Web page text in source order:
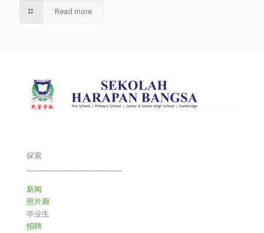
Read more
探索
新闻
照片廊
毕业生
招聘